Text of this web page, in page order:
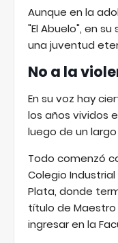
Aunque en la
"El Abuelo", en
una juventud
No a la
En su voz hay
los años vividos
luego de un
Todo comenzó
Colegio
Plata, donde
título de Maestro
ingresar en la